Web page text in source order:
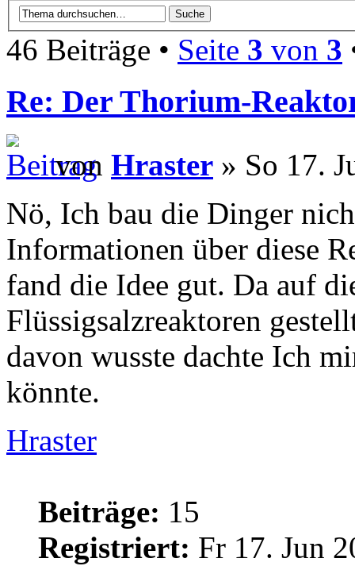
46 Beiträge • Seite 3 von 3
Re: Der Thorium-
von Hraster » So 17.
Nö, Ich bau die Dinger
Informationen über diese
fand die Idee gut. Da auf
Flüssigsalzreaktoren
davon wusste dachte Ich
könnte.
Hraster
Beiträge: 15
Registriert: Fr 17. Jun